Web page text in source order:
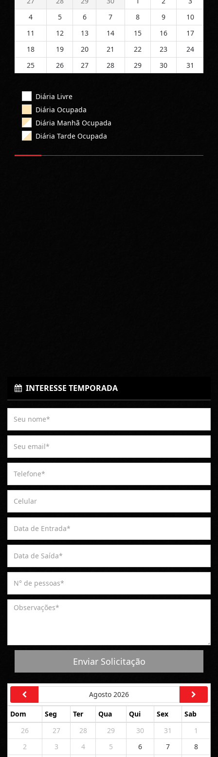
4
5 6 7 8 9
10
11
12 13 14 15 16
17
18
19 20 21 22 23
24
25
26 27 28 29 30 31
Diária Livre
Diária Ocupada
Diária Manhã Ocupada
Diária Tarde Ocupada
INTERESSE TEMPORADA
Enviar Solicitação
Agosto 2026
Dom Seg Ter Qua Qui Sex
Sab
26
27 28 29 30 31
1
2
3 4 5 6 7
8